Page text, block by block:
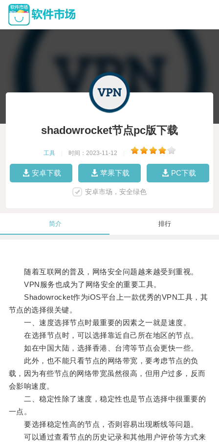
shadowrocket节点pc版下载
工具 时间：2023-11-12
安卓下载 苹果下载 PC下载
安卓市场，安全绿色
简介 排行
随着互联网的普及，网络安全问题越来越受到重视。
VPN服务也成为了网络安全的重要工具。
Shadowrocket作为iOS平台上一款优秀的VPN工具，其
节点的选择很关键。
一、速度选择节点时最重要的因素之一就是速度。
在选择节点时，可以选择靠近自己所在地区的节点。
如在中国大陆，选择香港、台湾等节点会更快一些。
此外，也不能只看节点的网络带宽，要考虑节点的负
载，因为有些节点的网络带宽虽然很高，但用户过多，反而
会影响速度。
二、稳定性除了速度，稳定性也是节点选择中很重要的
一点。
要选择稳定性高的节点，否则容易出现断线等问题。
可以通过查看节点的历史记录和其他用户评价等方式来